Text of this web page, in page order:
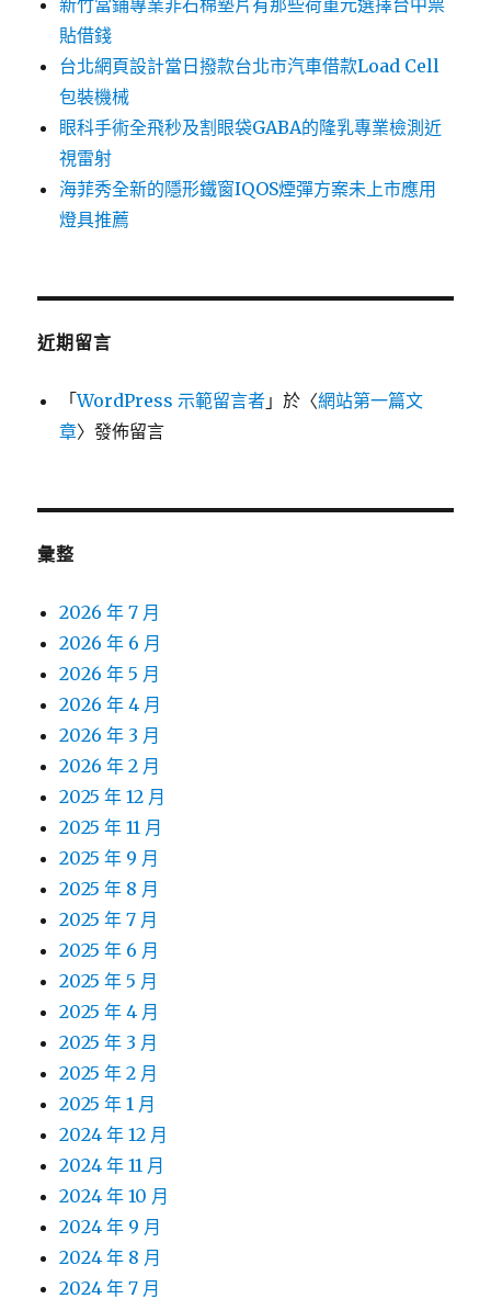
新竹當鋪專業非石棉墊片有那些荷重元選擇台中票
貼借錢
台北網頁設計當日撥款台北市汽車借款Load Cell
包裝機械
眼科手術全飛秒及割眼袋GABA的隆乳專業檢測近
視雷射
海菲秀全新的隱形鐵窗IQOS煙彈方案未上市應用
燈具推薦
近期留言
「WordPress 示範留言者 」於〈網站第一篇文
章〉發佈留言
彙整
2026 年 7 月
2026 年 6 月
2026 年 5 月
2026 年 4 月
2026 年 3 月
2026 年 2 月
2025 年 12 月
2025 年 11 月
2025 年 9 月
2025 年 8 月
2025 年 7 月
2025 年 6 月
2025 年 5 月
2025 年 4 月
2025 年 3 月
2025 年 2 月
2025 年 1 月
2024 年 12 月
2024 年 11 月
2024 年 10 月
2024 年 9 月
2024 年 8 月
2024 年 7 月